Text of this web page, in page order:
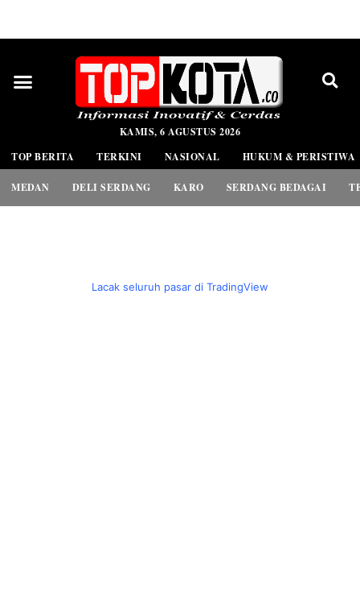
KAMIS, 6 AGUSTUS 2026
TOP BERITA
TERKINI NASIONAL HUKUM & PERISTIWA
MEDAN DELI SERDANG KARO SERDANG BEDAGAI
Lacak seluruh pasar di TradingView